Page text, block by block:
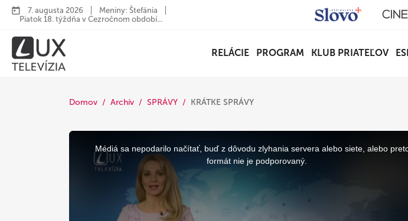
7. augusta 2026
Meniny: Štefánia
Piatok 18. týždňa v Cezročnom období...
RELÁCIE PROGRAM KLUB PRIATEĽOV
Domov Archív SPRÁVY KRÁTKE SPRÁVY
This
Médiá sa nepodarilo načítať, buď z dôvodu zlyhania servera alebo siete, alebo
formát nie je podporovaný.